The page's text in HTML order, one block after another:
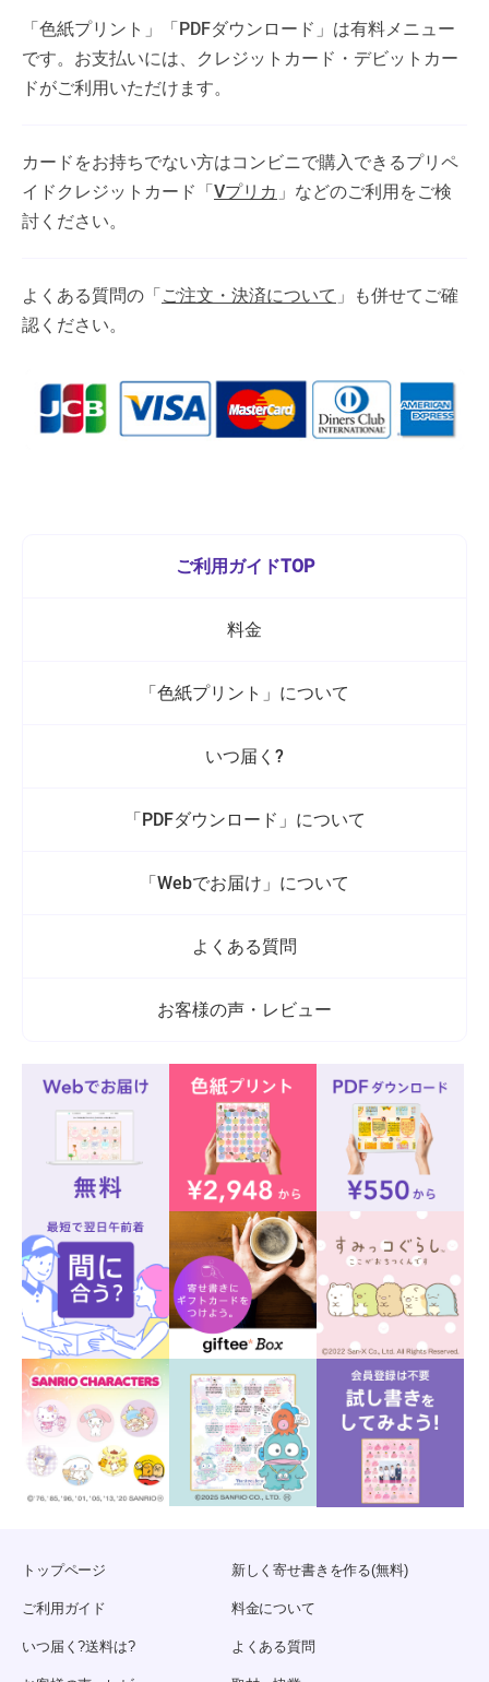
「色紙プリント」「PDFダウンロード」は有料メニュー
です。お支払いには、クレジットカード・デビットカー
ドがご利用いただけます。
カードをお持ちでない方はコンビニで購入できるプリペ
イドクレジットカード「Vプリカ 」などのご利用をご検
討ください。
よくある質問の「ご注文・決済について 」も併せてご確
認ください。
ご利用ガイドTOP
料金
「色紙プリント」について
いつ届く?
「PDFダウンロード」について
「Webでお届け」について
よくある質問
お客様の声・レビュー
トップページ 新しく寄せ書きを作る(無料)
ご利用ガイド 料金について
いつ届く?送料は? よくある質問